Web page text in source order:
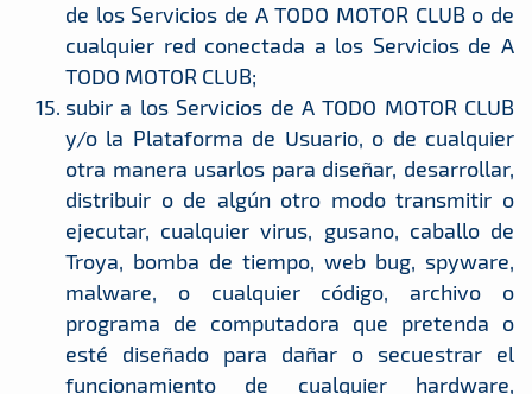
de los Servicios de A TODO MOTOR CLUB o de
cualquier red conectada a los Servicios de A
TODO MOTOR CLUB;
subir a los Servicios de A TODO MOTOR CLUB
y/o la Plataforma de Usuario, o de cualquier
otra manera usarlos para diseñar, desarrollar,
distribuir o de algún otro modo transmitir o
ejecutar, cualquier virus, gusano, caballo de
Troya, bomba de tiempo, web bug, spyware,
malware, o cualquier código, archivo o
programa de computadora que pretenda o
esté diseñado para dañar o secuestrar el
funcionamiento de cualquier hardware,